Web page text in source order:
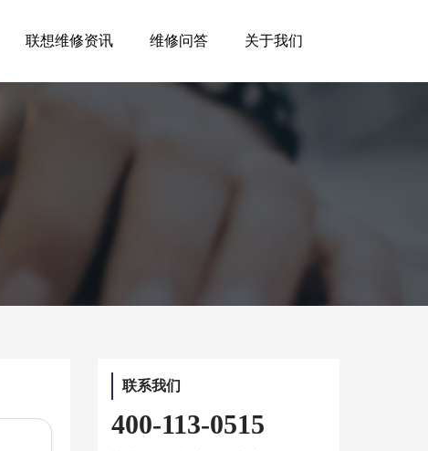
联想维修资讯 维修问答 关于我们
联系我们
400-113-0515